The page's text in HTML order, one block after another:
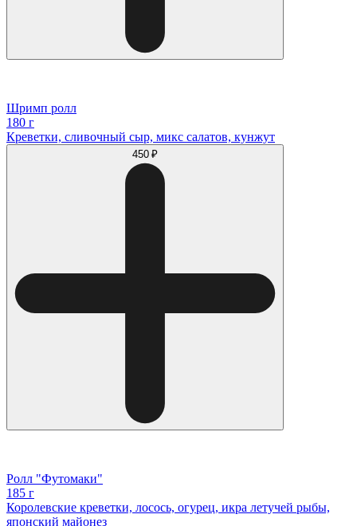
Шримп ролл
180 г
Креветки, сливочный сыр, микс салатов, кунжут
450 ₽
Ролл "Футомаки"
185 г
Королевские креветки, лосось, огурец, икра летучей рыбы,
японский майонез